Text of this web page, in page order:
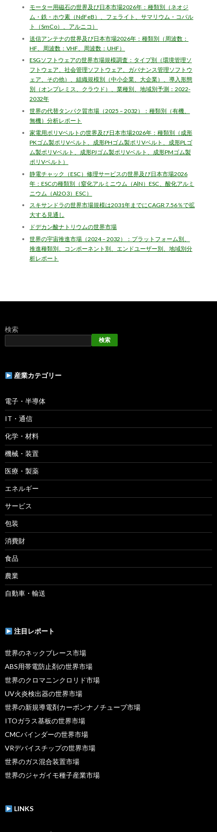
モーター用磁石の世界及び日本市場2026年：種類別（ネオジ
ム・鉄・ホウ素（NdFeB）、フェライト、サマリウム・コバル
ト（SmCo）、アルニコ）
送信アンテナの世界及び日本市場2026年：種類別（周波数：
HF、周波数：VHF、周波数：UHF）
ESGソフトウェアの世界市場規模調査：タイプ別（環境管理ソ
フトウェア、社会管理ソフトウェア、ガバナンス管理ソフトウ
ェア、その他）、組織規模別（中小企業、大企業）、導入形態
別（オンプレミス、クラウド）、業種別、地域別予測：2022-
2032年
世界の代替タンパク質市場（2025 – 2032）：種類別（有機、
無機）分析レポート
家電用ポリVベルトの世界及び日本市場2026年：種類別（成形
PKゴム製ポリVベルト、成形PHゴム製ポリVベルト、成形PLゴ
ム製ポリVベルト、成形PJゴム製ポリVベルト、成形PMゴム製
ポリVベルト）
静電チャック（ESC）修理サービスの世界及び日本市場2026
年：ESCの種類別（窒化アルミニウム（AlN）ESC、酸化アルミ
ニウム（Al2O3）ESC）
スキサンドラの世界市場規模は2031年までにCAGR 7.56％で拡
大する見通し
ドデカン酸ナトリウムの世界市場
世界の宇宙推進市場（2024 – 2032）：プラットフォーム別、
推進種類別、コンポーネント別、エンドユーザー別、地域別分
析レポート
検索
検索
産業カテゴリー
電子・半導体
IT・通信
化学・材料
機械・装置
医療・製薬
エネルギー
サービス
包装
消費財
食品
農業
自動車・輸送
注目レポート
世界のネックブレース市場
ABS用帯電防止剤の世界市場
世界のクロマニンクロリド市場
UV火炎検出器の世界市場
世界の新規導電剤カーボンナノチューブ市場
ITOガラス基板の世界市場
CMCバインダーの世界市場
VRデバイスチップの世界市場
世界のガス混合装置市場
世界のジャガイモ種子産業市場
LINKS